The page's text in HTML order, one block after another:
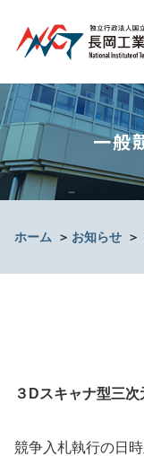
一般
ホーム ＞ お知らせ ＞
３Dスキャナ型三
競争入札執行の日